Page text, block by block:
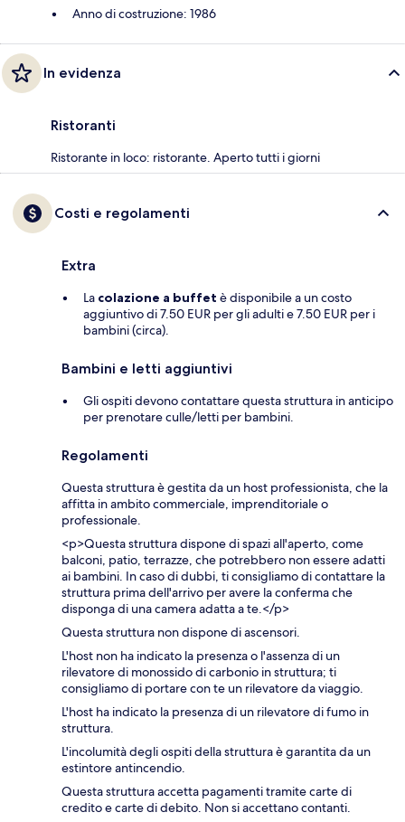
Anno di costruzione: 1986
In evidenza
Ristoranti
Ristorante in loco: ristorante. Aperto tutti i giorni
Costi e regolamenti
Extra
La colazione a buffet è disponibile a un costo
aggiuntivo di 7.50 EUR per gli adulti e 7.50 EUR per i
bambini (circa).
Bambini e letti aggiuntivi
Gli ospiti devono contattare questa struttura in anticipo
per prenotare culle/letti per bambini.
Regolamenti
Questa struttura è gestita da un host professionista, che la
affitta in ambito commerciale, imprenditoriale o
professionale.
<p>Questa struttura dispone di spazi all'aperto, come
balconi, patio, terrazze, che potrebbero non essere adatti
ai bambini. In caso di dubbi, ti consigliamo di contattare la
struttura prima dell'arrivo per avere la conferma che
disponga di una camera adatta a te.</p>
Questa struttura non dispone di ascensori.
L'host non ha indicato la presenza o l'assenza di un
rilevatore di monossido di carbonio in struttura; ti
consigliamo di portare con te un rilevatore da viaggio.
L'host ha indicato la presenza di un rilevatore di fumo in
struttura.
L'incolumità degli ospiti della struttura è garantita da un
estintore antincendio.
Questa struttura accetta pagamenti tramite carte di
credito e carte di debito. Non si accettano contanti.